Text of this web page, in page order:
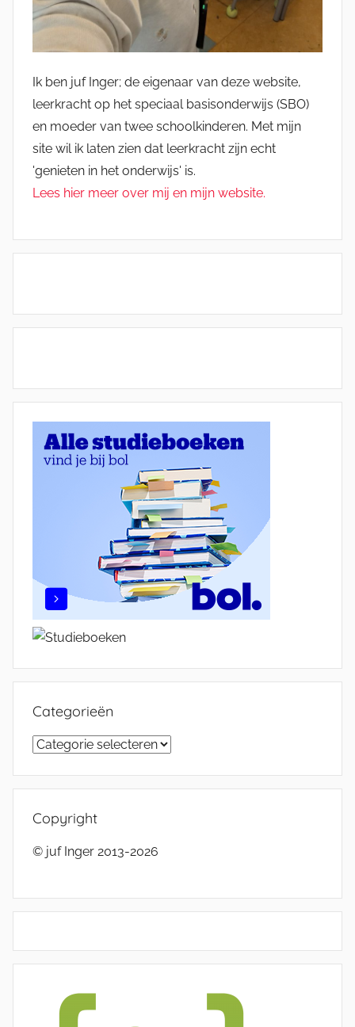
Ik ben juf Inger; de eigenaar van deze website,
leerkracht op het speciaal basisonderwijs (SBO)
en moeder van twee schoolkinderen. Met mijn
site wil ik laten zien dat leerkracht zijn echt
'genieten in het onderwijs' is.
Lees hier meer over mij en mijn website.
Categorieën
Categorieën
Copyright
© juf Inger 2013-2026